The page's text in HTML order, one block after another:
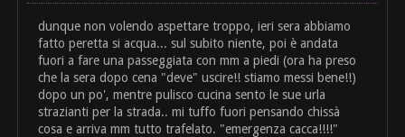
dunque non volendo aspettare troppo, ieri sera abbiamo
fatto peretta si acqua... sul subito niente, poi è andata
fuori a fare una passeggiata con mm a piedi (ora ha preso
che la sera dopo cena "deve" uscire!! stiamo messi bene!!)
dopo un po', mentre pulisco cucina sento le sue urla
strazianti per la strada.. mi tuffo fuori pensando chissà
cosa e arriva mm tutto trafelato. "emergenza cacca!!!!"